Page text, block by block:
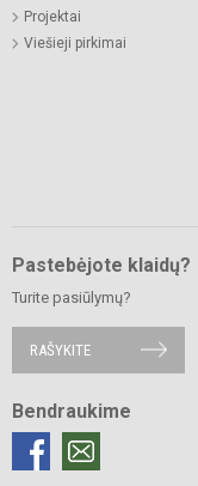
Projektai
Viešieji pirkimai
Pastebėjote klaidų?
Turite pasiūlymų?
RAŠYKITE
Bendraukime